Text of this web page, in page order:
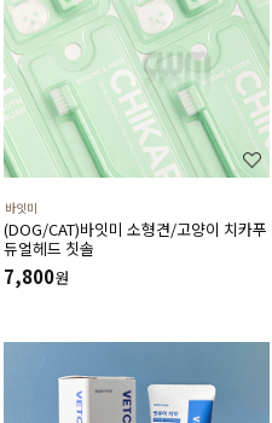
바잇미
(DOG/CAT)바잇미 소형견/고양이 치카푸
듀얼헤드 칫솔
7,800원